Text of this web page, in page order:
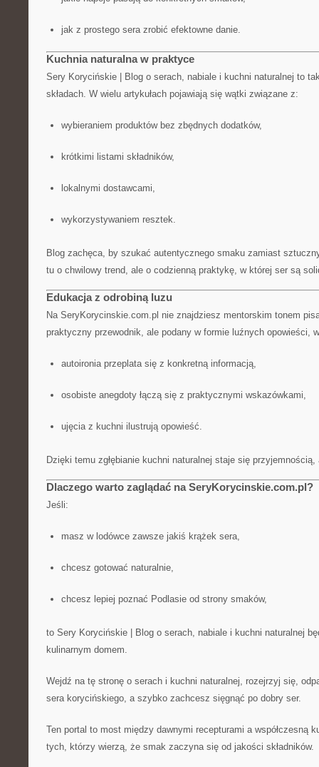
jak z prostego sera zrobić efektowne danie.
Kuchnia naturalna w praktyce
Sery Korycińskie | Blog o serach, nabiale i kuchni naturalnej to
składach. W wielu artykułach pojawiają się wątki związane z:
wybieraniem produktów bez zbędnych dodatków,
krótkimi listami składników,
lokalnymi dostawcami,
wykorzystywaniem resztek.
Blog zachęca, by szukać autentycznego smaku zamiast
tu o chwilowy trend, ale o codzienną praktykę, w której ser są
Edukacja z odrobiną luzu
Na SeryKorycinskie.com.pl nie znajdziesz mentorskim tonem
praktyczny przewodnik, ale podany w formie luźnych opowieści,
autoironia przeplata się z konkretną informacją,
osobiste anegdoty łączą się z praktycznymi wskazówkami,
ujęcia z kuchni ilustrują opowieść.
Dzięki temu zgłębianie kuchni naturalnej staje się
Dlaczego warto zaglądać na SeryKorycinskie.com.pl?
Jeśli:
masz w lodówce zawsze jakiś krążek sera,
chcesz gotować naturalnie,
chcesz lepiej poznać Podlasie od strony smaków,
to Sery Korycińskie | Blog o serach, nabiale i kuchni naturalnej
kulinarnym domem.
Wejdź na tę stronę o serach i kuchni naturalnej, rozejrzyj się,
sera korycińskiego, a szybko zachcesz sięgnąć po dobry ser.
Ten portal to most między dawnymi recepturami a współczesną
tych, którzy wierzą, że smak zaczyna się od jakości składników.